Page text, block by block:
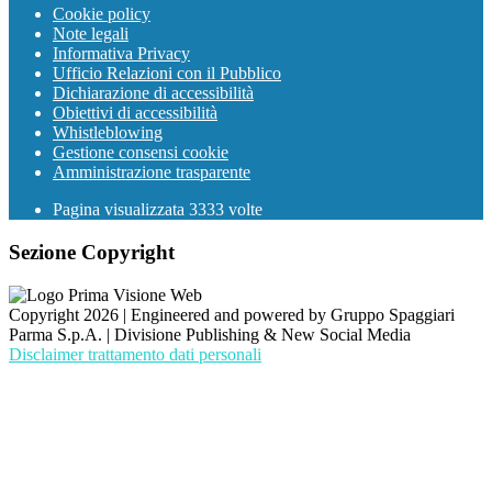
Cookie policy
Note legali
Informativa Privacy
Ufficio Relazioni con il Pubblico
Dichiarazione di accessibilità
Obiettivi di accessibilità
Whistleblowing
Gestione consensi cookie
Amministrazione trasparente
Pagina visualizzata 3333 volte
Sezione Copyright
Copyright 2026 | Engineered and powered by Gruppo Spaggiari
Parma S.p.A. | Divisione Publishing & New Social Media
Disclaimer trattamento dati personali